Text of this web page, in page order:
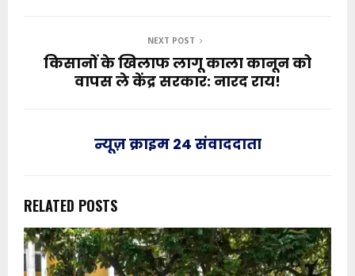
NEXT POST
किसानों के खिलाफ लागू काला कानून को
वापस ले केंद्र सरकार: नारद राय!
न्यूज़ क्राइम 24 संवाददाता
RELATED POSTS